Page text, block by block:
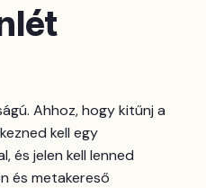
Ahhoz, hogy kitűnj a
kell egy
és jelen kell lenned
és metakereső